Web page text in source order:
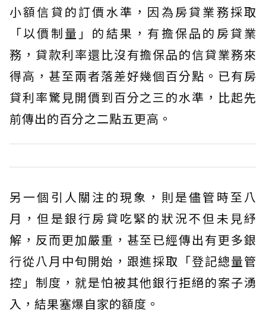
小額信貸的訂價水準，因為房貸業務採取
「以價制量」的結果，有擔保品的房貸業
務，貸款利率還比沒有擔保品的信貸業務來
得高，甚至兩者落差好幾個百分點。已有房
貸利率驚見開價到百分之三的水準，比起先
前傳出的百分之二點五更高。
另一個引人關注的現象，則是儘管時至八
月，但是銀行房貸吃緊的狀況不但未見紓
解，反而更加嚴重，甚至已經傳出有更多銀
行從八月中旬開始，跟進採取「登記總量管
控」制度，就是怕被其他銀行拒絕的案子湧
入，結果塞爆自家的額度。